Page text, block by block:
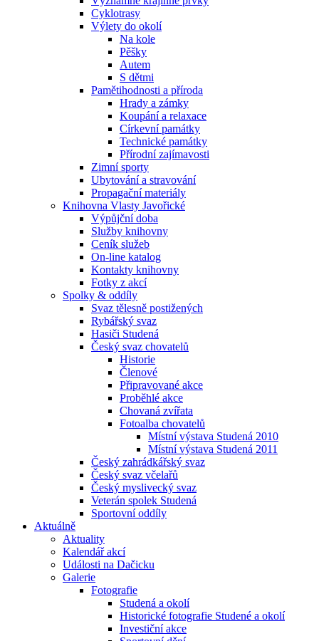
Cyklotrasy
Výlety do okolí
Na kole
Pěšky
Autem
S dětmi
Pamětihodnosti a příroda
Hrady a zámky
Koupání a relaxace
Církevní památky
Technické památky
Přírodní zajímavosti
Zimní sporty
Ubytování a stravování
Propagační materiály
Knihovna Vlasty Javořické
Výpůjční doba
Služby knihovny
Ceník služeb
On-line katalog
Kontakty knihovny
Fotky z akcí
Spolky & oddíly
Svaz tělesně postižených
Rybářský svaz
Hasiči Studená
Český svaz chovatelů
Historie
Členové
Připravované akce
Proběhlé akce
Chovaná zvířata
Fotoalba chovatelů
Místní výstava Studená 2010
Místní výstava Studená 2011
Český zahrádkářský svaz
Český svaz včelařů
Český myslivecký svaz
Veterán spolek Studená
Sportovní oddíly
Aktuálně
Aktuality
Kalendář akcí
Události na Dačicku
Galerie
Fotografie
Studená a okolí
Historické fotografie Studené a okolí
Investiční akce